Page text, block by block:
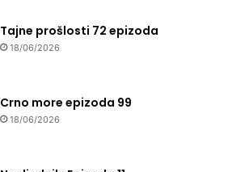
Tajne prošlosti 72 epizoda
18/06/2026
Crno more epizoda 99
18/06/2026